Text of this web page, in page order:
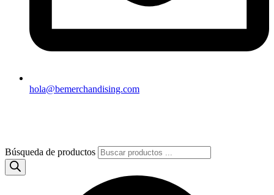
hola@bemerchandising.com
Búsqueda de productos